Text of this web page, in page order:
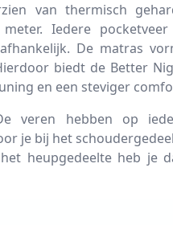
van thermisch
Iedere
De matras
biedt de Better
en een steviger
veren hebben op
je bij het
heupgedeelte heb je